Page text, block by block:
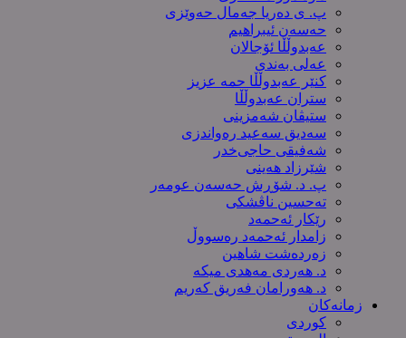
پ. ی دەریا جەمال حەوێزی
حەسەن ئیبراهیم
عەبدوڵڵا ئۆجالان
عەلی بەندی
کنێر عەبدوڵڵا حمە عزیز
ستران عەبدوڵڵا
ستیڤان شەمزینی
سەدیق سەعید رەواندزی
شه‌فیقی حاجی‌خدر
شێرزاد هەینی
پ. د. شۆڕش حەسەن عومەر
تەحسین ناڤشکی
رێکار ئەحمەد
زامدار ئەحمەد رەسووڵ
زه‌رده‌شت شاهین
د. هەردی مەهدی میکە
د. هەورامان فەریق كەریم
زمانەکان
کوردی